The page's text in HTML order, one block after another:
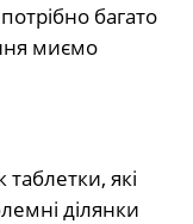
багато
миємо
які
ділянки